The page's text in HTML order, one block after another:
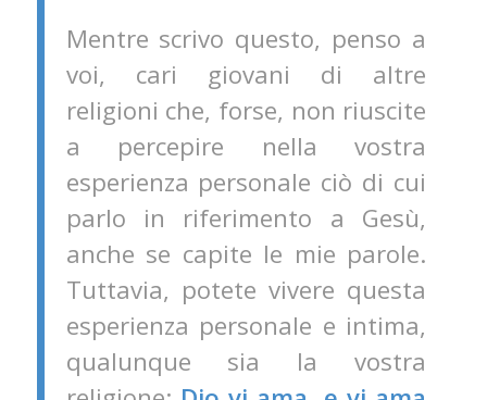
Mentre scrivo questo, penso a
voi, cari giovani di altre
religioni che, forse, non riuscite
a percepire nella vostra
esperienza personale ciò di cui
parlo in riferimento a Gesù,
anche se capite le mie parole.
Tuttavia, potete vivere questa
esperienza personale e intima,
qualunque sia la vostra